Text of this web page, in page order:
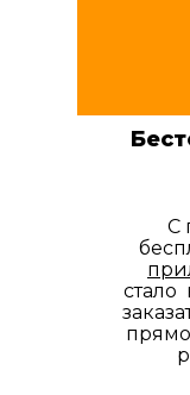
С
стало